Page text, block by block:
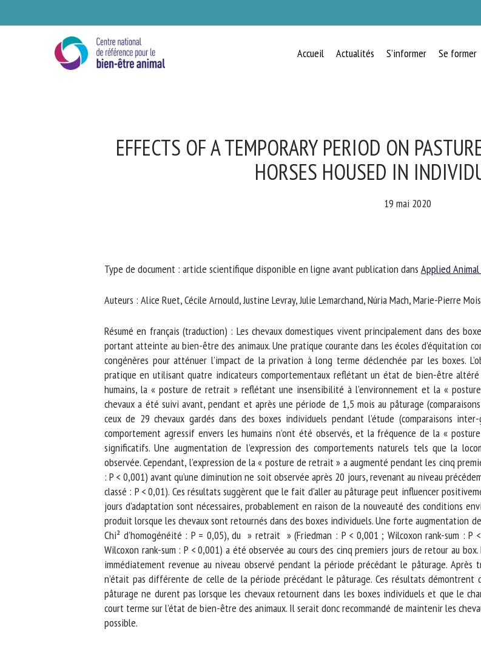
Accueil Actualités S’informer Se former
EFFECTS OF A TEMPORARY PERIOD ON
HORSES HOUSED IN
19 mai 2020
Type de document : article scientifique disponible en ligne avant publication dansApplied Animal
Auteurs : Alice Ruet, Cécile Arnould, Justine Levray, Julie Lemarchand, Núria Mach, Marie-Pierre
Résumé en français (traduction) : Les chevaux domestiques vivent principalement dans des
portant atteinte au bien-être des animaux. Une pratique courante dans les écoles d’équitation
congénères pour atténuer l’impact de la privation à long terme déclenchée par les boxes.
pratique en utilisant quatre indicateurs comportementaux reflétant un état de bien-être altéré
humains, la « posture de retrait » reflétant une insensibilité à l’environnement et la «
chevaux a été suivi avant, pendant et après une période de 1,5 mois au pâturage
ceux de 29 chevaux gardés dans des boxes individuels pendant l’étude (comparaisons
comportement agressif envers les humains n’ont été observés, et la fréquence de la «
significatifs. Une augmentation de l’expression des comportements naturels tels que la
observée. Cependant, l’expression de la « posture de retrait » a augmenté pendant les cinq
: P < 0,001) avant qu’une diminution ne soit observée après 20 jours, revenant au niveau
classé : P < 0,01). Ces résultats suggèrent que le fait d’aller au pâturage peut influencer
jours d’adaptation sont nécessaires, probablement en raison de la nouveauté des conditions
produit lorsque les chevaux sont retournés dans des boxes individuels. Une forte augmentation
Chi² d’homogénéité : P = 0,05), du » retrait » (Friedman : P < 0,001 ; Wilcoxon rank-sum : P
Wilcoxon rank-sum : P < 0,001) a été observée au cours des cinq premiers jours de retour au
immédiatement revenue au niveau observé pendant la période précédant le pâturage. Après
n’était pas différente de celle de la période précédant le pâturage. Ces résultats démontrent
pâturage ne durent pas lorsque les chevaux retournent dans les boxes individuels et que le
court terme sur l’état de bien-être des animaux. Il serait donc recommandé de maintenir les
possible.
BIEN-ÊTRE ANIMAL
*
Organisme
*
E-mail *
En soumettant ce formulaire, j'accepte que les
utilisées dans le cadre de la relation avec le CNR BEA. *
Les champs suivis de * sont obligatoires